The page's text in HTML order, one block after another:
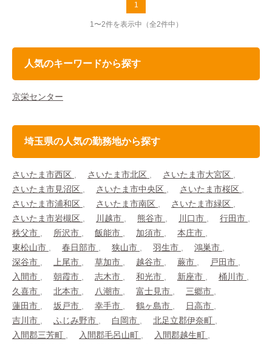
1
1〜2件を表示中 （全2件中）
人気のキーワードから探す
京栄センター
埼玉県の人気の勤務地から探す
さいたま市西区 さいたま市北区
さいたま市大宮区
さいたま市見沼区
さいたま市中央区
さいたま市桜区
さいたま市浦和区
さいたま市南区
さいたま市緑区
さいたま市岩槻区
川越市 熊谷市 川口市
行田市
秩父市
所沢市 飯能市 加須市
本庄市
東松山市
春日部市 狭山市 羽生市
鴻巣市
深谷市
上尾市 草加市 越谷市 蕨市
戸田市
入間市
朝霞市 志木市 和光市 新座市
桶川市
久喜市
北本市 八潮市 富士見市
三郷市
蓮田市
坂戸市 幸手市 鶴ヶ島市
日高市
吉川市
ふじみ野市 白岡市
北足立郡伊奈町
入間郡三芳町
入間郡毛呂山町
入間郡越生町